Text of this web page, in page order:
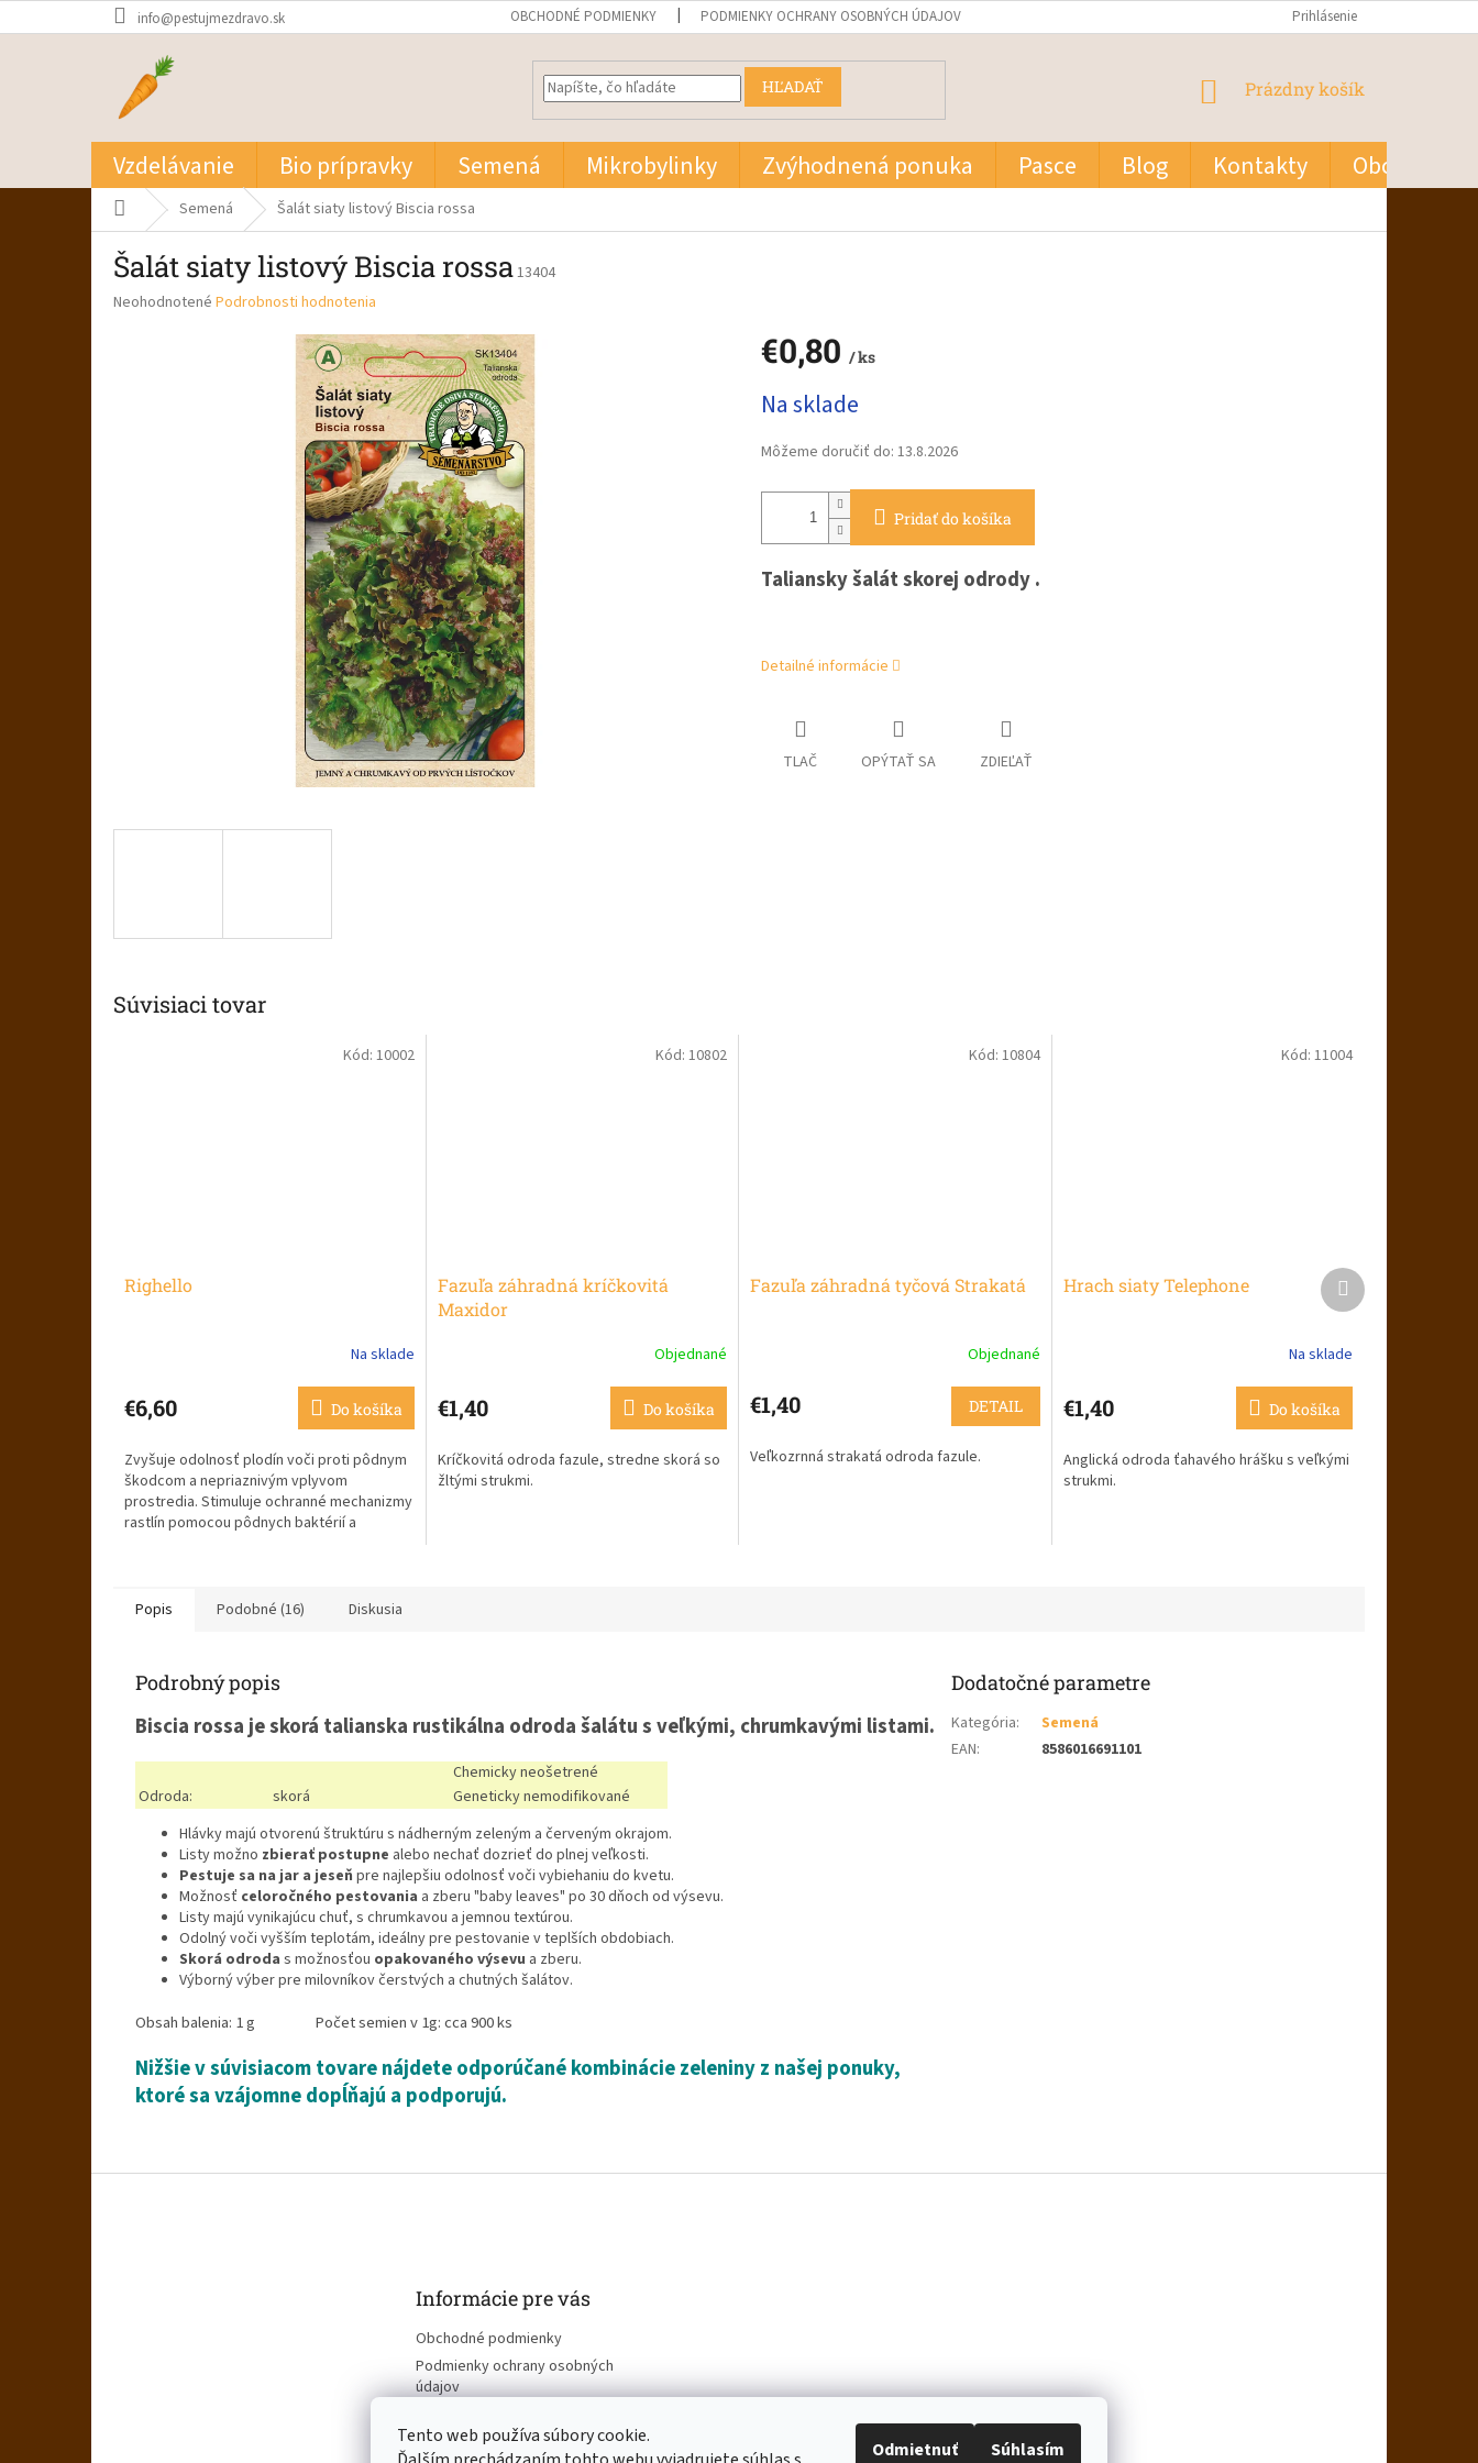
Tento web používa súbory cookie.
Odmietnuť Súhlasím
na
info@pestujmezdravo.sk OBCHODNÉ PODMIENKY PODMIENKY OCHRANY OSOBNÝCH ÚDAJOV Prihlásenie
HĽADAŤ
NÁKUPNÝ
Prázdny košík
Vzdelávanie Bio prípravky Semená Mikrobylinky Zvýhodnená ponuka Pasce Blog Kontakty Obchodné
DomovSemená Šalát siaty listový Biscia rossa
Šalát siaty listový Biscia rossa13404
Priemerné
Neohodnotené Podrobnosti hodnotenia
€0,80 / ks
cena:
Na sklade
Môžeme doručiť do: 13.8.2026
Pridať do košíka
Taliansky šalát skorej odrody .
Detailné informácie
TLAČ OPÝTAŤ SA ZDIEĽAŤ
Súvisiaci tovar
Righello
produktu
je
z
5
hviezdičiek.
Na sklade
€6,60 Do košíka
Zvyšuje odolnosť plodín voči proti pôdnym
škodcom a nepriaznivým vplyvom
prostredia. Stimuluje ochranné mechanizmy
rastlín pomocou pôdnych baktérií a
Kód: 10002
Fazuľa záhradná kríčkovitá
Maxidor
Objednané
€1,40 Do košíka
Kríčkovitá odroda fazule, stredne skorá so
žltými strukmi.
Kód: 10802
Fazuľa záhradná tyčová Strakatá
Objednané
€1,40 DETAIL
Veľkozrnná strakatá odroda fazule.
Kód: 10804
Hrach siaty Telephone
Na sklade
€1,40 Do košíka
Anglická odroda ťahavého hrášku s veľkými
strukmi.
Kód: 11004
Ďalší
produkt
Popis Podobné (16) Diskusia
Podrobný popis
Biscia rossa je skorá talianska rustikálna odroda šalátu s veľkými, chrumkavými listami.
Chemicky neošetrené
Odroda:
skorá
Geneticky nemodifikované
Hlávky majú otvorenú štruktúru s nádherným zeleným a červeným okrajom.
Listy možno zbierať postupne alebo nechať dozrieť do plnej veľkosti.
Pestuje sa na jar a jeseň pre najlepšiu odolnosť voči vybiehaniu do kvetu.
Možnosť celoročného pestovania a zberu "baby leaves" po 30 dňoch od výsevu.
Listy majú vynikajúcu chuť, s chrumkavou a jemnou textúrou.
Odolný voči vyšším teplotám, ideálny pre pestovanie v teplších obdobiach.
Skorá odroda s možnosťou opakovaného výsevu a zberu.
Výborný výber pre milovníkov čerstvých a chutných šalátov.
Obsah balenia: 1 g Počet semien v 1g: cca 900 ks
Nižšie v súvisiacom tovare nájdete odporúčané kombinácie zeleniny z našej ponuky,
ktoré sa vzájomne dopĺňajú a podporujú.
Dodatočné parametre
Kategória:
Semená
EAN: 8586016691101
Informácie pre vás
Obchodné podmienky
Podmienky ochrany osobných
údajov